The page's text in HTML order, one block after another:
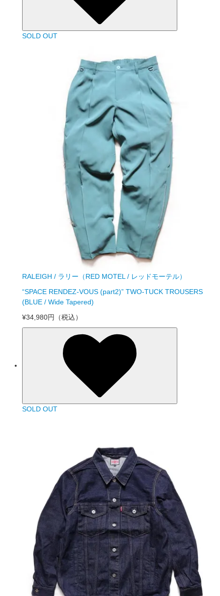
SOLD OUT
RALEIGH / ラリー（RED MOTEL / レッドモーテル）
“SPACE RENDEZ-VOUS (part2)” TWO-TUCK TROUSERS
(BLUE / Wide Tapered)
¥34,980円
（税込）
SOLD OUT